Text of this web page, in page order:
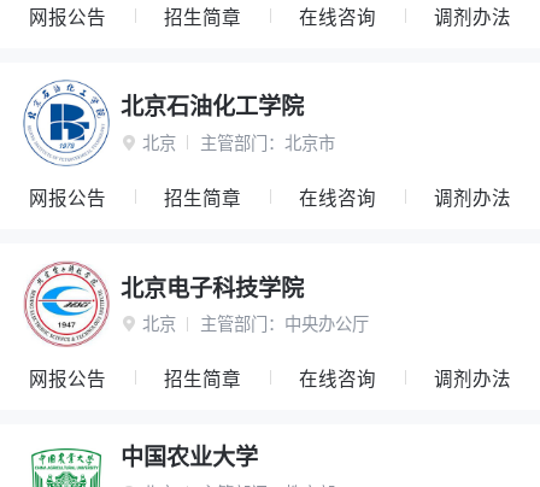
网报公告 招生简章 在线咨询 调剂办法
北京石油化工学院
 北京 主管部门： 北京市
网报公告 招生简章 在线咨询 调剂办法
北京电子科技学院
 北京 主管部门： 中央办公厅
网报公告 招生简章 在线咨询 调剂办法
中国农业大学